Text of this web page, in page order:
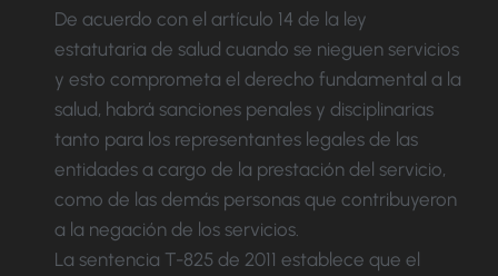
De acuerdo con el artículo 14 de la ley
estatutaria de salud cuando se nieguen servicios
y esto comprometa el derecho fundamental a la
salud, habrá sanciones penales y disciplinarias
tanto para los representantes legales de las
entidades a cargo de la prestación del servicio,
como de las demás personas que contribuyeron
a la negación de los servicios.
La sentencia T-825 de 2011 establece que el